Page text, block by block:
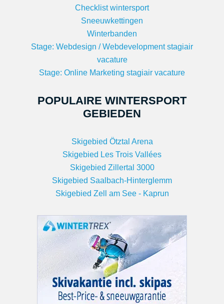
Checklist wintersport
Sneeuwkettingen
Winterbanden
Stage: Webdesign / Webdevelopment stagiair
vacature
Stage: Online Marketing stagiair vacature
POPULAIRE WINTERSPORT
GEBIEDEN
Skigebied Ötztal Arena
Skigebied Les Trois Vallées
Skigebied Zillertal 3000
Skigebied Saalbach-Hinterglemm
Skigebied Zell am See - Kaprun